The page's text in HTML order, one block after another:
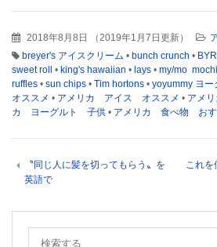
2018年8月8日 （ 2019年1月7日更新）
breyer's アイスクリーム • bunch crunch •
sweet roll • king's hawaiian • lays • my/mo
ruffles • sun chips • Tim hortons • yoyummy ヨー
オススメ • アメリカ アイス オススメ • アメ
カ ヨーグルト 子供 • アメリカ 食べ物 おす
〝同じ人に髪を切ってもらう〟を
英語で
これ